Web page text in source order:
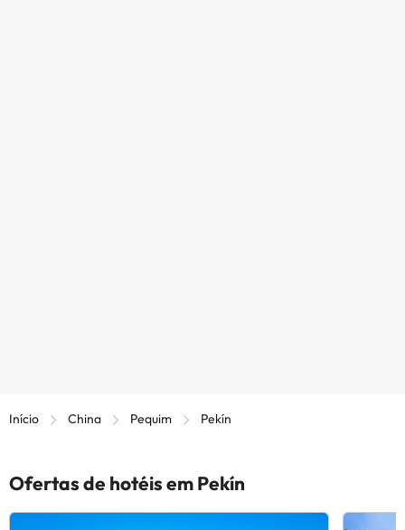
Início China Pequim Pekín
Ofertas de hotéis em Pekín